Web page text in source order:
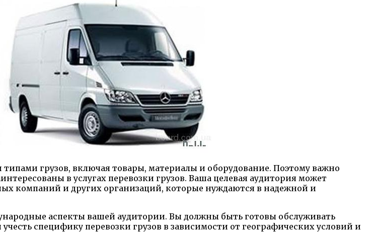
грузов, включая товары, материалы и оборудование. Поэтому важно
в услугах перевозки грузов. Ваша целевая аудитория может
компаний и других организаций, которые нуждаются в надежной и
аспекты вашей аудитории. Вы должны быть готовы обслуживать
специфику перевозки грузов в зависимости от географических условий и